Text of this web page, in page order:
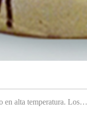
en alta temperatura. Los…